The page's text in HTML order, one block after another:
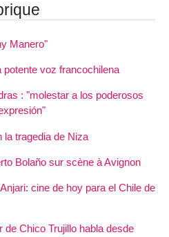
Manero"
potente voz francochilena
: "molestar a los poderosos
la tragedia de Niza
Bolaño sur scène à Avignon
cine de hoy para el Chile de
Chico Trujillo habla desde